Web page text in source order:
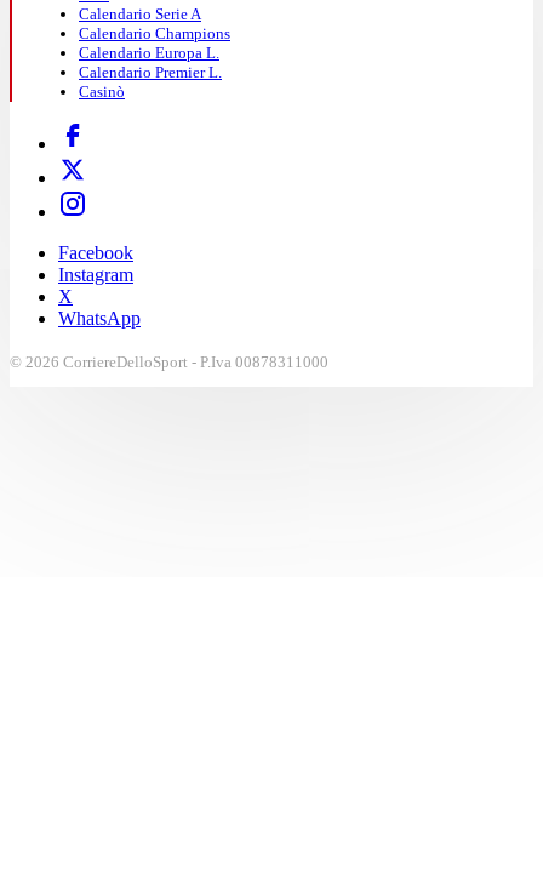
Calendario Serie A
Calendario Champions
Calendario Europa L.
Calendario Premier L.
Casinò
Facebook
Instagram
X
WhatsApp
© 2026 CorriereDelloSport - P.Iva 00878311000